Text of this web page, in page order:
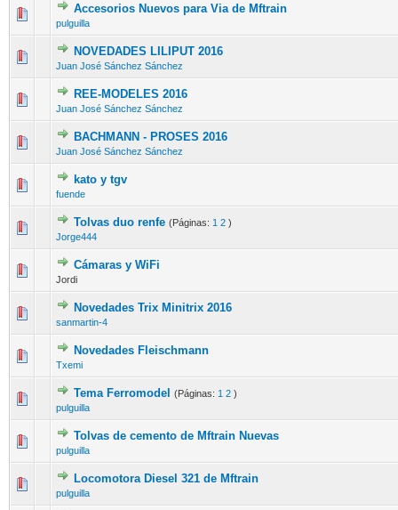
Accesorios Nuevos para Via de Mftrain
pulguilla
NOVEDADES LILIPUT 2016
Juan José Sánchez Sánchez
REE-MODELES 2016
Juan José Sánchez Sánchez
BACHMANN - PROSES 2016
Juan José Sánchez Sánchez
kato y tgv
fuende
Tolvas duo renfe (Páginas: 1 2 )
Jorge444
Cámaras y WiFi
Jordi
Novedades Trix Minitrix 2016
sanmartin-4
Novedades Fleischmann
Txemi
Tema Ferromodel (Páginas: 1 2 )
pulguilla
Tolvas de cemento de Mftrain Nuevas
pulguilla
Locomotora Diesel 321 de Mftrain
pulguilla